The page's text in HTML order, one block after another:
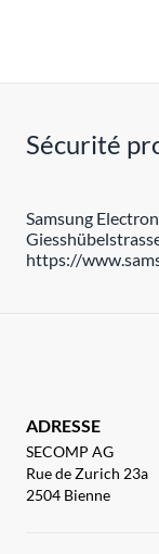
Sécurité
Samsung
https://
ADRESSE
SECOMP AG
Rue de Zurich 23a
2504 Bienne